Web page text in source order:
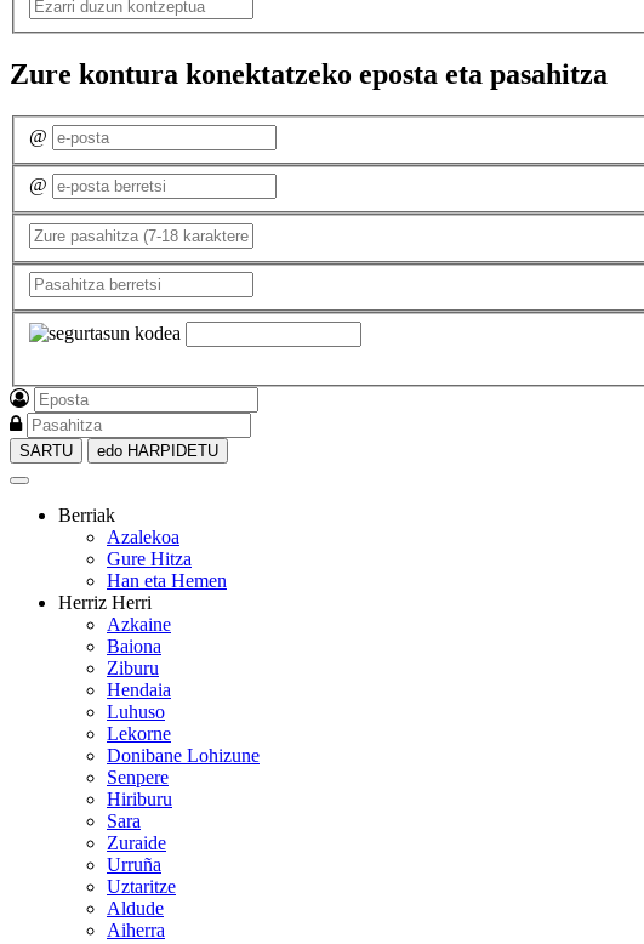
Zure kontura konektatzeko eposta eta pasahitza
@
@
SARTU edo HARPIDETU
Berriak
Azalekoa
Gure Hitza
Han eta Hemen
Herriz Herri
Azkaine
Baiona
Ziburu
Hendaia
Luhuso
Lekorne
Donibane Lohizune
Senpere
Hiriburu
Sara
Zuraide
Urruña
Uztaritze
Aldude
Aiherra